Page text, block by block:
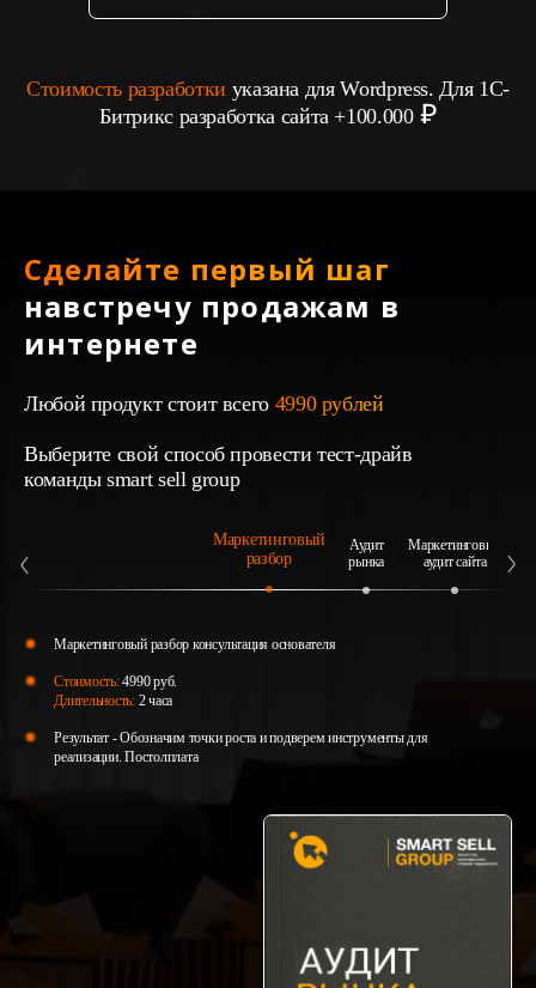
Стоимость разработки указана для Wordpress. Для 1С-
Битрикс разработка сайта +100.000
Сделайте первый шаг
навстречу продажам в
интернете
Любой продукт стоит всего 4990 рублей
Выберите свой способ провести тест-драйв
команды smart sell group
Маркетинговый
разбор
Аудит
рынка
Маркетинговый
аудит сайта
Маркетинговый разбор консультация основателя
Стоимость:4990 руб.
Длительность:2 часа
Результат - Обозначим точки роста и подверем инструменты для
реализации. Постолплата